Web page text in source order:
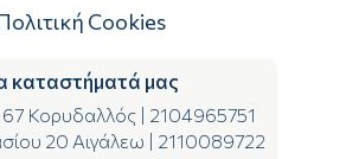
Cookies
καταστήματά μας
Κορυδαλλός
2104965751
20 Αιγάλεω
2110089722